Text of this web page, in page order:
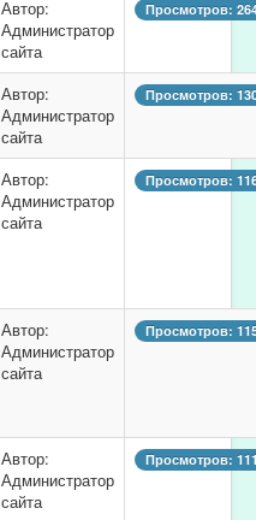
Автор:
Администратор
сайта
Просмотров:
Автор:
Администратор
сайта
Просмотров:
Автор:
Администратор
сайта
Просмотров:
Автор:
Администратор
сайта
Просмотров:
Автор:
Администратор
сайта
Просмотров: